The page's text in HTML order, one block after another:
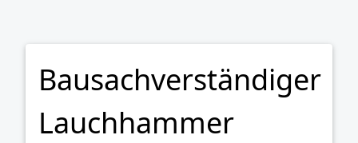
Bausachverständiger
Lauchhammer